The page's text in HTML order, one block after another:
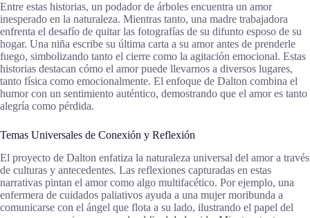
Entre estas historias, un podador de árboles encuentra un amor
inesperado en la naturaleza. Mientras tanto, una madre trabajadora
enfrenta el desafío de quitar las fotografías de su difunto esposo de su
hogar. Una niña escribe su última carta a su amor antes de prenderle
fuego, simbolizando tanto el cierre como la agitación emocional. Estas
historias destacan cómo el amor puede llevarnos a diversos lugares,
tanto física como emocionalmente. El enfoque de Dalton combina el
humor con un sentimiento auténtico, demostrando que el amor es tanto
alegría como pérdida.
Temas Universales de Conexión y Reflexión
El proyecto de Dalton enfatiza la naturaleza universal del amor a través
de culturas y antecedentes. Las reflexiones capturadas en estas
narrativas pintan el amor como algo multifacético. Por ejemplo, una
enfermera de cuidados paliativos ayuda a una mujer moribunda a
comunicarse con el ángel que flota a su lado, ilustrando el papel del